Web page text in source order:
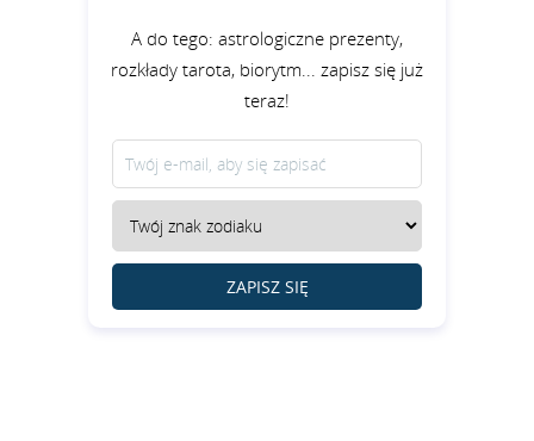
A do tego: astrologiczne prezenty,
rozkłady tarota, biorytm... zapisz się już
teraz!
ZAPISZ SIĘ